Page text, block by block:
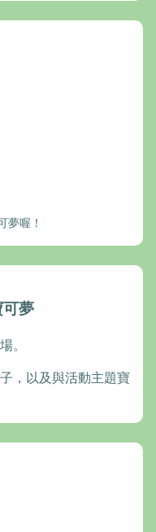
夢喔！
夢
。
，以及與活動主題寶